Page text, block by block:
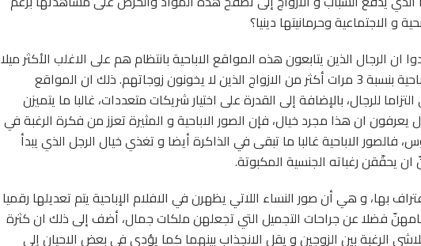
و الاجتماعية وحرمانيتها دينيا؟
ان الرجال الذين يتابعون هذه المواقع الاباحية بانتظام هم على الاغلب الأكثر ميلا
للخيانة و هم يتابعون المواقع الإباحية بنسبة 3 مرات أكثر من الازواج الذين لا يخونون زوجاتهم. ذلك ان المواقع
للرجال، بالإضافة إلى القدرة على اختيار شريكات متعددات، غالبا ما يتميزن
يعرفون ان هذا مجرد خيال، فإن الصور الاباحية و المثيرة تعزز من فكرة الرغبة في
فالصور الاباحية غالبا ما تبقى في الذاكرة أيضا و تغذي خيال الرجل الذي يبدأ
يحقّقن رغباته الجنسية المكبوتة.
بها، و هي أن صور النساء اللاتي يظهرن في الافلام الإباحية يتم تعديلها رقميا
فضلا عن جراحات التجميل التي تجعلهن ملكات جمال، أضف إلى ذلك ان كثرة
الرغبة بين الزوجين و يقل الانجذاب بينهما كما يؤدي في بعض الاحيان إلى